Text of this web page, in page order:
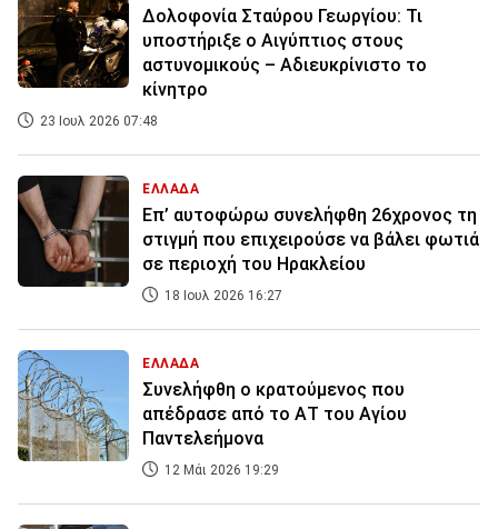
Δολοφονία Σταύρου Γεωργίου: Τι
υποστήριξε ο Αιγύπτιος στους
αστυνομικούς – Αδιευκρίνιστο το
κίνητρο
23 Ιουλ 2026 07:48
ΕΛΛΑΔΑ
Eπ’ αυτοφώρω συνελήφθη 26χρονος τη
στιγμή που επιχειρούσε να βάλει φωτιά
σε περιοχή του Ηρακλείου
18 Ιουλ 2026 16:27
ΕΛΛΑΔΑ
Συνελήφθη ο κρατούμενος που
απέδρασε από το ΑΤ του Αγίου
Παντελεήμονα
12 Μάι 2026 19:29